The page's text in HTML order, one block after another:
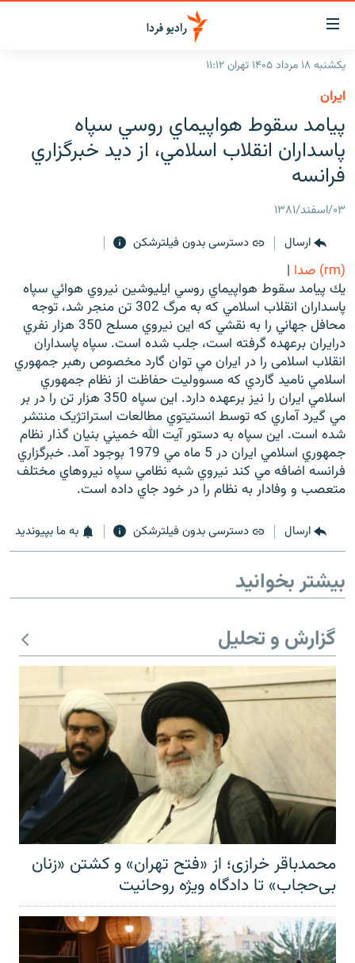
لینک‌های
قابلیت
دسترسی
بازگشت
منوی
اصلی
رفتن
صفحه
ایران
جهان
رادیو
گزارش‌های تصویری
گزارش‌های ویدئویی
زنان فردا
English
به ما بپیوندید
زبان‌های دیگر
یکشنبه ۱۸ مرداد ۱۴۰۵ تهران ۱۱:۱۲
ايران
پيامد سقوط هواپيماي روسي سپاه
پاسداران انقلاب اسلامي، از ديد خبرگزاري
فرانسه
۰۳/اسفند/۱۳۸۱
ارسال
دسترسی بدون فیلترشکن
(rm) صدا
|
يك پيامد سقوط هواپيماي روسي ايليوشين نيروي هوائي سپاه
پاسداران انقلاب اسلامي كه به مرگ 302 تن منجر شد، توجه
محافل جهاني را به نقشي كه اين نيروي مسلح 350 هزار نفري
درايران برعهده گرفته است، جلب شده است. سپاه پاسداران
انقلاب اسلامی را در ايران مي توان گارد مخصوص رهبر جمهوري
اسلامي ناميد گاردي که مسووليت حفاظت از نظام جمهوري
اسلامي ايران را نيز برعهده دارد. اين سپاه 350 هزار تن را در بر
مي گيرد آماري که توسط انستيتوي مطالعات استراتژيک منتشر
شده است. اين سپاه به دستور آيت الله خميني بنيان گذار نظام
جمهوري اسلامي ايران در 5 ماه مي 1979 بوجود آمد. خبرگزاري
فرانسه اضافه مي کند نيروي شبه نظامي سپاه نيروهاي مختلف
متعصب و وفادار به نظام را در خود جاي داده است.
ارسال دسترسی بدون فیلترشکن به ما بپیوندید
بیشتر بخوانید
گزارش و تحلیل
محمدباقر خرازی؛ از «فتح تهران» و کشتن «زنان
بی‌حجاب» تا دادگاه ویژه روحانیت